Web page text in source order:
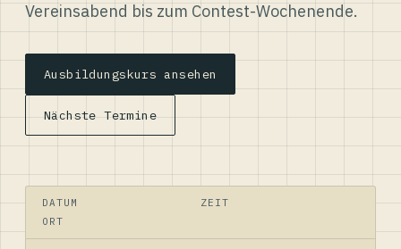
Vereinsabend bis zum Contest-Wochenende.
Ausbildungskurs ansehen
Nächste Termine
DATUM
ZEIT
ORT